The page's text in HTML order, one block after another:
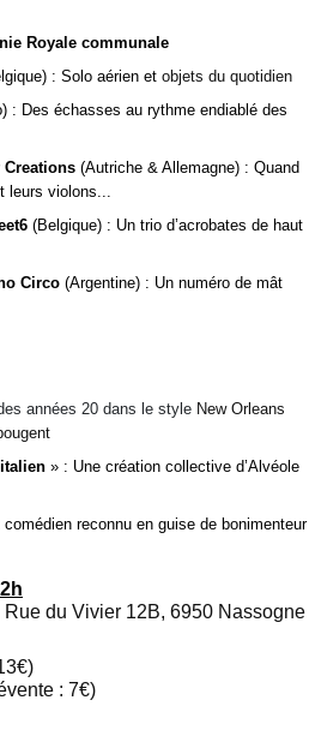
Royale communale
: Solo aérien et objets du quotidien
: Des échasses au rythme endiablé des
Creations (Autriche & Allemagne) : Quand
leurs violons...
(Belgique) : Un trio d’acrobates de haut
Circo (Argentine) : Un numéro de mât
années 20 dans le style New Orleans
» : Une création collective d’Alvéole
comédien reconnu en guise de bonimenteur
du Vivier 12B, 6950 Nassogne
: 7€)